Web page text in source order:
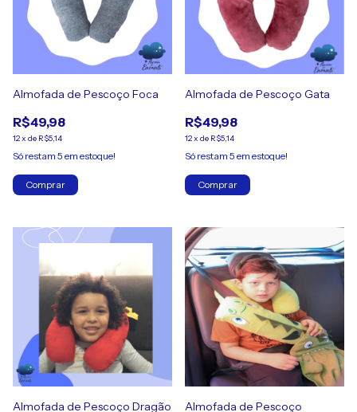
Almofada de Pescoço Foca
R$49,98
12x de R$5,14
Só restam 5 em estoque!
Almofada de Pescoço Gata
R$49,98
12x de R$5,14
Só restam 5 em estoque!
Almofada de Pescoço Dragão Almofada de Pescoço